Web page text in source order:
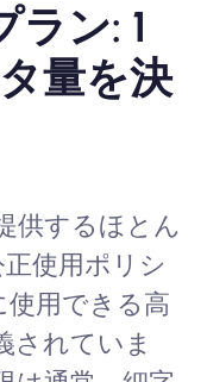
ン: 1
量を決
供するほとん
使用ポリシ
使用できる高
されていま